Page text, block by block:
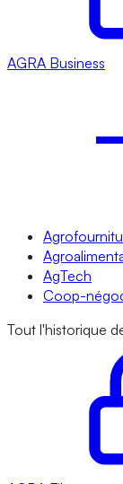
AGRA Business
AgTech
Coop-
Tout l'historique